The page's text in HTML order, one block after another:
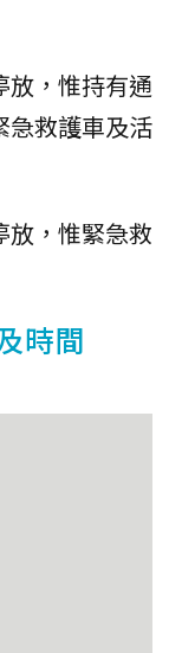
放，惟持有通
急救護車及活
放，惟緊急救
時間